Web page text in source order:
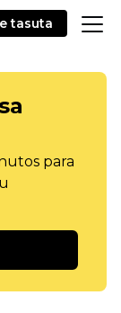
tasuta
para